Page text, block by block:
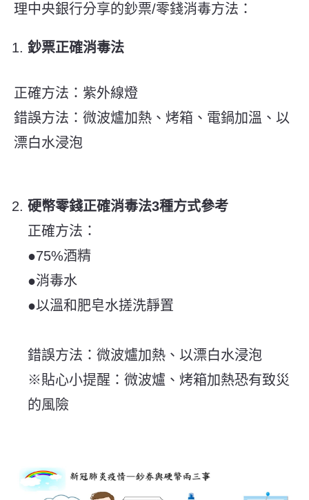
理中央銀行分享的鈔票/零錢消毒方法：
鈔票正確消毒法
正確方法：紫外線燈
錯誤方法：微波爐加熱、烤箱、電鍋加溫、以
漂白水浸泡
硬幣零錢正確消毒法3種方式參考
正確方法：
●75%酒精
●消毒水
●以溫和肥皂水搓洗靜置
錯誤方法：微波爐加熱、以漂白水浸泡
※貼心小提醒：微波爐、烤箱加熱恐有致災
的風險